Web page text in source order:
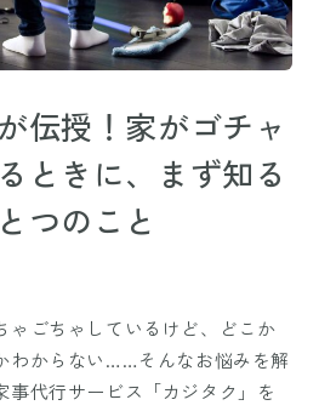
伝授！家がゴチャ
ときに、まず知る
つのこと
ゃごちゃしているけど、どこか
わからない……そんなお悩みを解
事代行サービス「カジタク」を